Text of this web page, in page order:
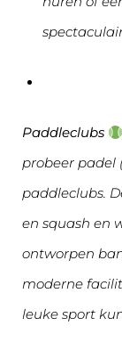
Paddleclubs
probeer padel
paddleclubs.
en squash en
ontworpen
moderne
leuke sport